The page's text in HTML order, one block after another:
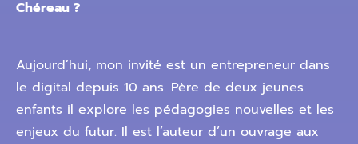
Chéreau ?
Aujourd’hui, mon invité est un entrepreneur dans
le digital depuis 10 ans. Père de deux jeunes
enfants il explore les pédagogies nouvelles et les
enjeux du futur. Il est l’auteur d’un ouvrage aux